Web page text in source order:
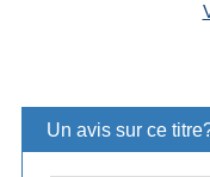
Un avis sur ce